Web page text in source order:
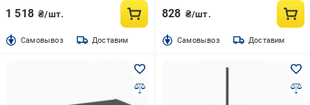
1 518 ₴/шт.
Cамовывоз Доставим
828 ₴/шт.
Cамовывоз Доставим